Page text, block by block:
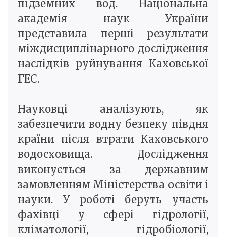
підземних вод. Національна
академія наук України
представила перші результати
міждисциплінарного дослідження
наслідків руйнування Каховської
ГЕС.
Науковці аналізують, як
забезпечити водну безпеку півдня
країни після втрати Каховського
водосховища. Дослідження
виконується за державним
замовленням Міністерства освіти і
науки. У роботі беруть участь
фахівці у сфері гідрології,
кліматології, гідробіології,